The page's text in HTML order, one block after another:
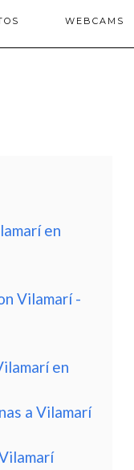
WEBCAMS
en
Vilamarí -
en
a Vilamarí